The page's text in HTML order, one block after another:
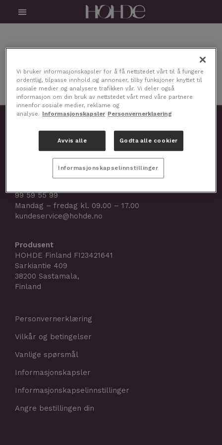
content
Menu
Selskapsnr.: 923 264 701
99 59 55 99
Mandag – fredag kl. 09.00 – 17.00
kundeservice@hohde.no
Produsent
HOHDE Finland FI23421641
Sarkiantie 409
38200 Sastamala,
Finland
Personvernerklæring
Vilkår og betingelser
Vanlige spørsmål
Informasjonskapsler
Informasjonskapselinnstillinger
Angre bestillingen din
Vi bruker informasjonskapsler for å få nettstedet vårt til å fungere
ordentlig, tilpasse innhold og annonser, tilby funksjoner knyttet til
sosiale medier og analysere trafikken vår. Vi deler også
informasjon om din bruk av nettstedet vårt med våre partnere
innenfor sosiale medier, reklame og
analyse. Informasjonskapsler Personvernerklaering
Avvis alle Godta alle cookier
Informasjonskapselinnstillinger